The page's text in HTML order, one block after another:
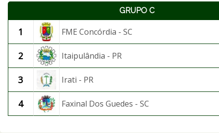
GRUPO C
1 FME Concórdia - SC
2 Itaipulândia - PR
3 Irati - PR
4 Faxinal Dos Guedes - SC